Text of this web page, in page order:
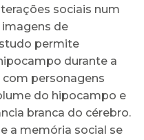
sociais num
de
permite
durante a
personagens
do hipocampo e
branca do cérebro.
a memória social se